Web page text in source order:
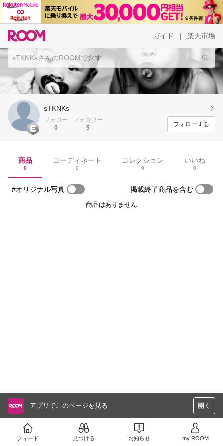
ガイド 楽天市場
sTKNKs
フォロー
0
フォロワー
5
フォローする
商品
0
コーディネート
0
コレクション
0
いいね
0
#オリジナル写真 掲載終了商品を含む
商品はありません
アプリでこのページを見る 開く
フィード 見つける お知らせ my ROOM